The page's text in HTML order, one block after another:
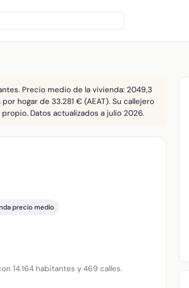
Precio medio de la vivienda: 2049,3
hogar de 33.281 € (AEAT). Su callejero
Datos actualizados a julio 2026.
precio medio
14.164 habitantes y 469 calles.